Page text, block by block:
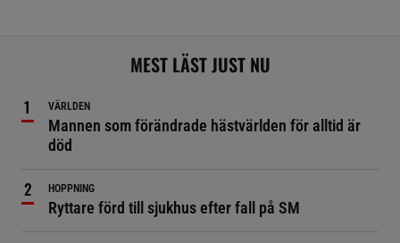
MEST LÄST JUST NU
VÄRLDEN
Mannen som förändrade hästvärlden för alltid är
död
HOPPNING
Ryttare förd till sjukhus efter fall på SM